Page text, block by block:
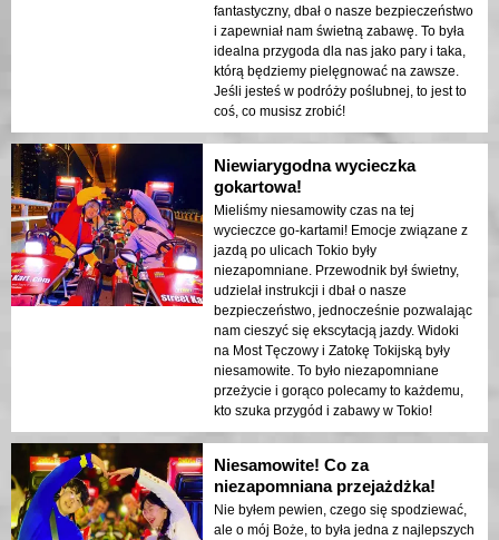
fantastyczny, dbał o nasze bezpieczeństwo
i zapewniał nam świetną zabawę. To była
idealna przygoda dla nas jako pary i taka,
którą będziemy pielęgnować na zawsze.
Jeśli jesteś w podróży poślubnej, to jest to
coś, co musisz zrobić!
Niewiarygodna wycieczka
gokartowa!
Mieliśmy niesamowity czas na tej
wycieczce go-kartami! Emocje związane z
jazdą po ulicach Tokio były
niezapomniane. Przewodnik był świetny,
udzielał instrukcji i dbał o nasze
bezpieczeństwo, jednocześnie pozwalając
nam cieszyć się ekscytacją jazdy. Widoki
na Most Tęczowy i Zatokę Tokijską były
niesamowite. To było niezapomniane
przeżycie i gorąco polecamy to każdemu,
kto szuka przygód i zabawy w Tokio!
Niesamowite! Co za
niezapomniana przejażdżka!
Nie byłem pewien, czego się spodziewać,
ale o mój Boże, to była jedna z najlepszych